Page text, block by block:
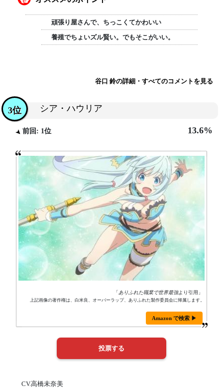
頑張り屋さんで、ちっこくてかわいい
養殖でちょいズル賢い。でもそこがいい。
谷口 鈴の詳細・すべてのコメントを見る
シア・ハウリア
3位
前回: 1位 13.6%
「ありふれた職業で世界最強より引用」
上記画像の著作権は、白米良、オーバーラップ、ありふれた製作委員会に帰属します。
Amazon で検索 ▶
CV.高橋未奈美